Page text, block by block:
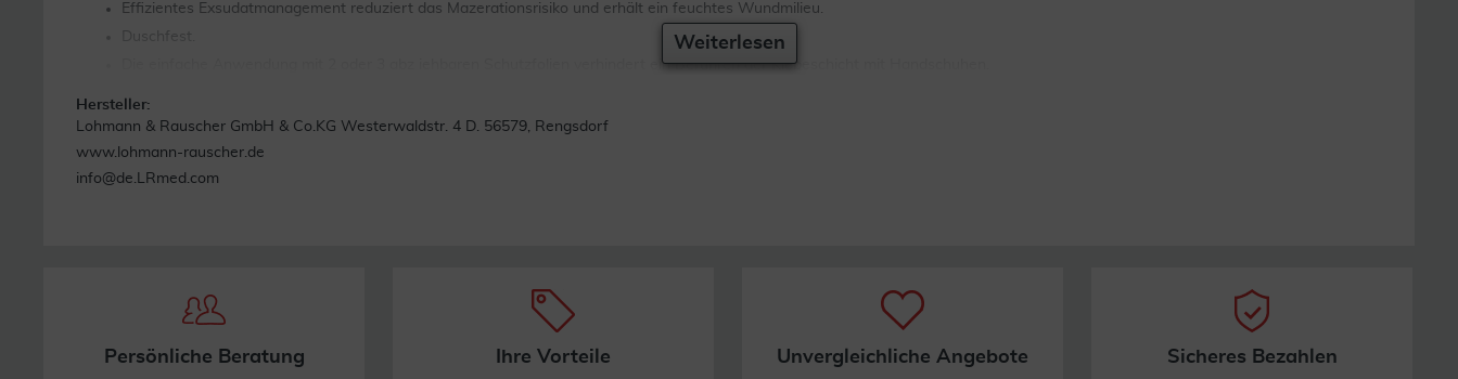
Effizientes Exsudatmanagement reduziert das Mazerationsrisiko und erhält ein feuchtes Wundmilieu.
Die einfache Anwendung mit 2 oder 3 abz iehbaren Schutzfolien verhindert ein Berühren der Klebeschicht mit Handschuhen.
Hautschonend.
Weiterlesen
Hersteller:
Lohmann & Rauscher GmbH & Co.KG Westerwaldstr. 4 D. 56579, Rengsdorf
www.lohmann-rauscher.de
info@de.LRmed.com
Persönliche Beratung Ihre Vorteile Unvergleichliche Angebote Sicheres Bezahlen